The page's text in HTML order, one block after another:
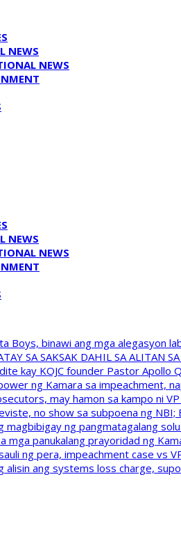
NEWS
NEWS
NEWS
NEWS
Boys, binawi ang mga alegasyon
SA SAKSAK DAHIL SA ALITAN
kay KOJC founder Pastor Apollo
ng Kamara sa impeachment,
may hamon sa kampo ni VP
no show sa subpoena ng NBI;
magbibigay ng pangmatagalang
mga panukalang prayoridad ng
ng pera, impeachment case vs
alisin ang systems loss charge,